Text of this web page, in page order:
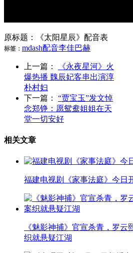
原标题：《太阳星辰》配音表
标签： mdash配音李佳巴赫
上一篇：
《永夜星河》火
爆热播 魏辰妃客串出演淳
朴村妇
下一篇：
“贾宝玉”发文悼
念郑铮：愿鸳鸯姐姐在天
堂一切安好
相关文章
福建电视剧《家事法庭》今日
《魅影神捕》官宣杀青，罗
织就悬疑江湖